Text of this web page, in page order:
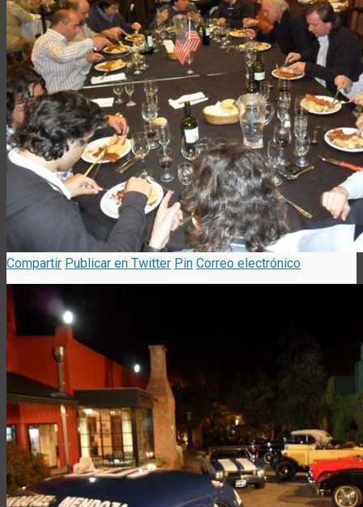
Compartir Publicar en Twitter Pin Correo electrónico